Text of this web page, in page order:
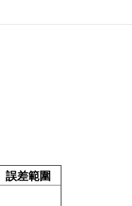
誤差範圍